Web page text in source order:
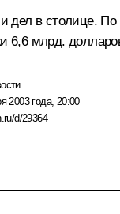
в столице.
6,6 млрд.
2003 года, 20:00
d/29364